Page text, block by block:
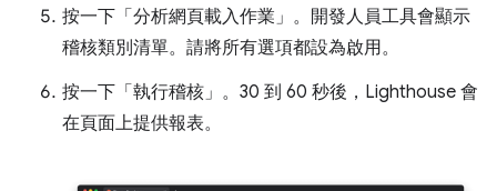
按一下「分析網頁載入作業」 。開發人員工具會顯示
稽核類別清單。請將所有選項都設為啟用。
按一下「執行稽核」 。30 到 60 秒後，Lighthouse 會
在頁面上提供報表。